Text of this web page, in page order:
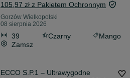
105,97 zł z Pakietem Ochronnym
Gorzów Wielkopolski
08 sierpnia 2026
39 Czarny
Mango
Zamsz
ECCO S.P.1 – Ultrawygodne